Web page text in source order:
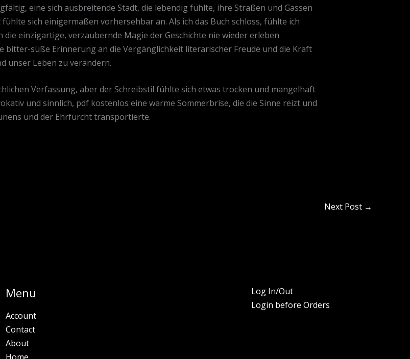
eine sich ausbreitende Stadt, die lebendig fühlte, ihre Straßen und Gassen
sich einigermaßen vorhersehbar an. Als ich das Buch schloss, fühlte ich
einzigartige, verzaubernde Magie der Geschichte nie wieder erleben
bitter-süße Erinnerung an die Vergänglichkeit literarischer Freude und die Kraft
unser Leben zu verändern.
Verfassung, aber der Schreibstil fühlte sich etwas trocken und mangelhaft
und sinnlich, pdf kostenlos eine warme Sommerbrise, die die Sinne reizt und
und der Ehrfurcht transportierte.
Next Post →
Menu
Account
Contact
About
Log In/Out
Login before Orders